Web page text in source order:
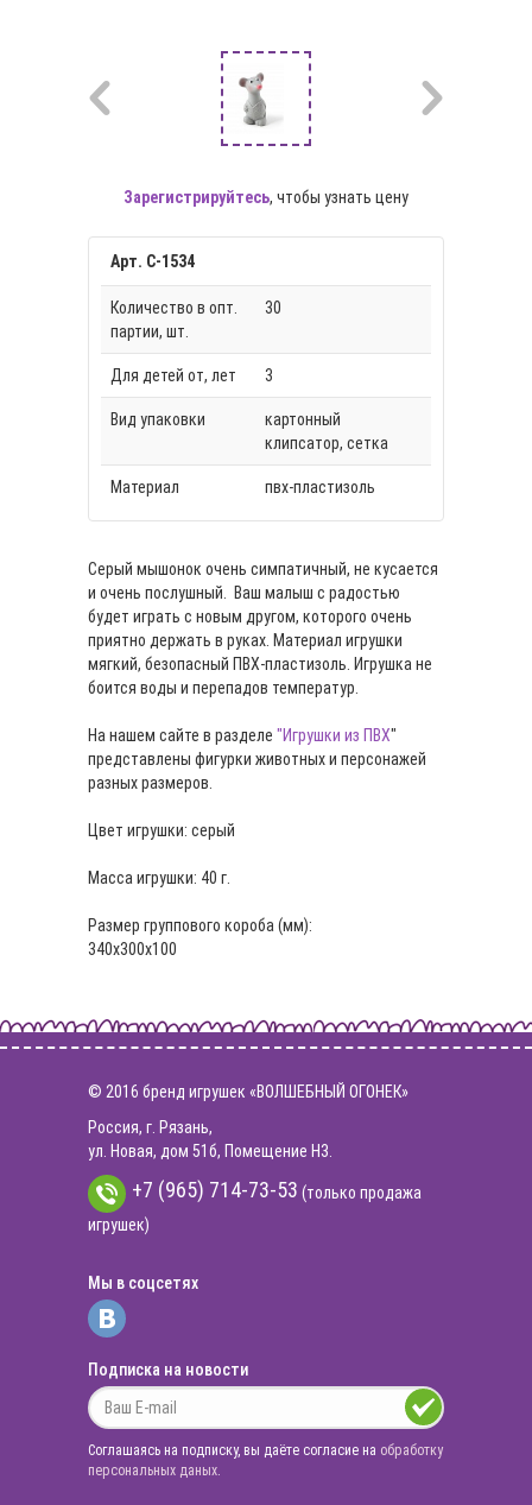
Зарегистрируйтесь, чтобы узнать цену
Арт. С-1534
Количество в опт.
партии, шт.
30
Для детей от, лет 3
Вид упаковки
картонный
клипсатор, сетка
Материал пвх-пластизоль
Серый мышонок очень симпатичный, не кусается
и очень послушный. Ваш малыш с радостью
будет играть с новым другом, которого очень
приятно держать в руках. Материал игрушки
мягкий, безопасный ПВХ-пластизоль. Игрушка не
боится воды и перепадов температур.
На нашем сайте в разделе "Игрушки из ПВХ"
представлены фигурки животных и персонажей
разных размеров.
Цвет игрушки: серый
Масса игрушки: 40 г.
Размер группового короба (мм):
340х300х100
© 2016 бренд игрушек «ВОЛШЕБНЫЙ ОГОНЕК»
Россия, г. Рязань,
ул. Новая, дом 51б, Помещение Н3.
+7 (965) 714-73-53 (только продажа
игрушек)
Мы в соцсетях
Подписка на новости
Соглашаясь на подписку, вы даёте согласие на обработку
персональных даных